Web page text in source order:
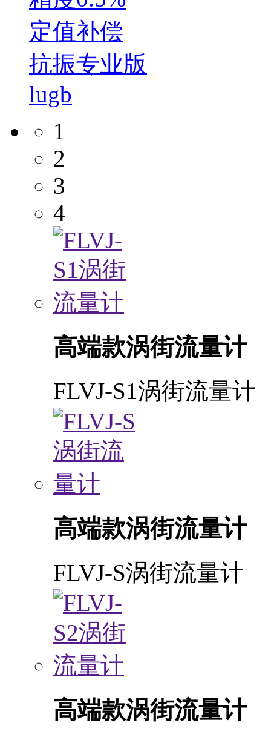
定值补偿
抗振专业版
lugb
1
2
3
4
高端款涡街流量计
FLVJ-S1涡街流量计
高端款涡街流量计
FLVJ-S涡街流量计
高端款涡街流量计